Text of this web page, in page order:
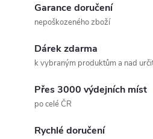
Garance doručení
nepoškozeného zboží
Dárek zdarma
k vybraným produktům a nad
Přes 3000 výdejních míst
po celé ČR
Rychlé doručení